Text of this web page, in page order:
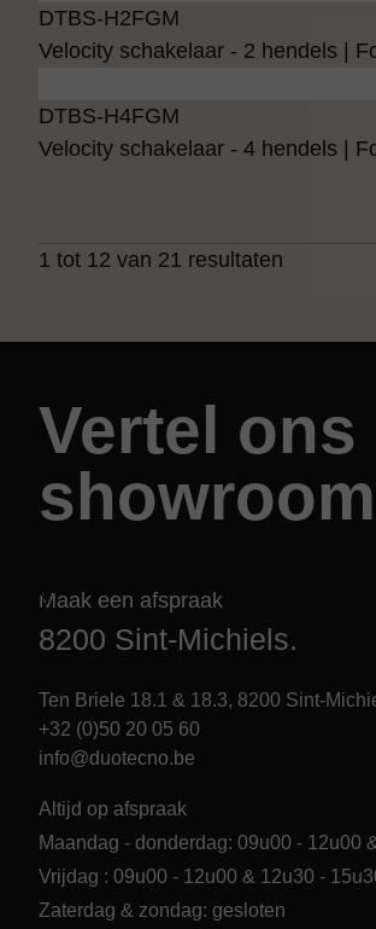
DTBS-H2FGM
Velocity schakelaar - 2 hendels |
DTBS-H4FGM
Velocity schakelaar - 4 hendels |
1 tot 12 van 21 resultaten
Vertel
showroom
Maak een afspraak
8200 Sint-Michiels.
Ten Briele 18.1 & 18.3, 8200 Sint-
+32 (0)50 20 05 60
info@duotecno.be
Altijd op afspraak
Maandag - donderdag: 09u00 - 12u00
Vrijdag : 09u00 - 12u00 & 12u30 -
Zaterdag & zondag: gesloten